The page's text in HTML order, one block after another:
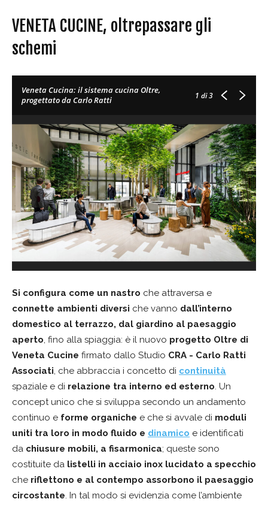
VENETA CUCINE, oltrepassare gli
schemi
Veneta Cucina: il sistema cucina Oltre,
progettato da Carlo Ratti
1 di 3
Si configura come un nastro che attraversa e
connette ambienti diversi che vanno dall’interno
domestico al terrazzo, dal giardino al paesaggio
aperto, fino alla spiaggia: è il nuovo progetto Oltre di
Veneta Cucine firmato dallo Studio CRA - Carlo Ratti
Associati, che abbraccia i concetto di continuità
spaziale e di relazione tra interno ed esterno. Un
concept unico che si sviluppa secondo un andamento
continuo e forme organiche e che si avvale di moduli
uniti tra loro in modo fluido e dinamico e identificati
da chiusure mobili, a fisarmonica; queste sono
costituite da listelli in acciaio inox lucidato a specchio
che riflettono e al contempo assorbono il paesaggio
circostante. In tal modo si evidenzia come l’ambiente